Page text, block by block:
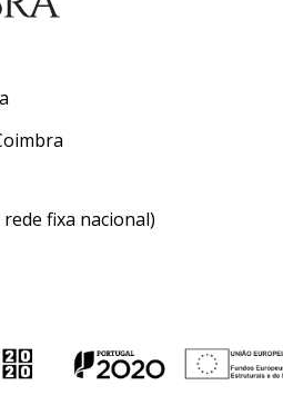
fixa nacional)